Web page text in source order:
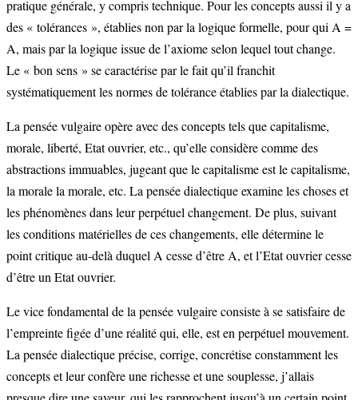
pratique générale, y compris technique. Pour les concepts aussi il y a
des « tolérances », établies non par la logique formelle, pour qui A =
A, mais par la logique issue de l’axiome selon lequel tout change.
Le « bon sens » se caractérise par le fait qu’il franchit
systématiquement les normes de tolérance établies par la dialectique.
La pensée vulgaire opère avec des concepts tels que capitalisme,
morale, liberté, Etat ouvrier, etc., qu’elle considère comme des
abstractions immuables, jugeant que le capitalisme est le capitalisme,
la morale la morale, etc. La pensée dialectique examine les choses et
les phénomènes dans leur perpétuel changement. De plus, suivant
les conditions matérielles de ces changements, elle détermine le
point critique au-delà duquel A cesse d’être A, et l’Etat ouvrier cesse
d’être un Etat ouvrier.
Le vice fondamental de la pensée vulgaire consiste à se satisfaire de
l’empreinte figée d’une réalité qui, elle, est en perpétuel mouvement.
La pensée dialectique précise, corrige, concrétise constamment les
concepts et leur confère une richesse et une souplesse, j’allais